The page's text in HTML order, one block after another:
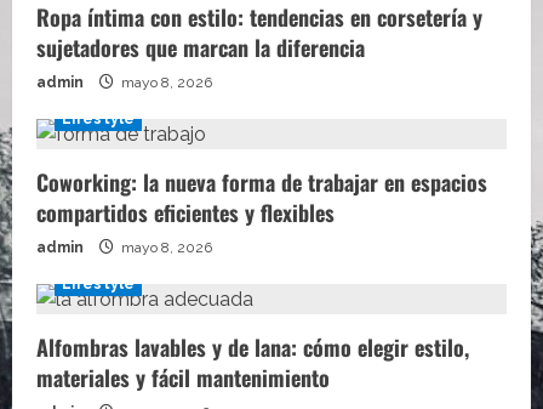
Ropa íntima con estilo: tendencias en corsetería y
sujetadores que marcan la diferencia
admin mayo 8, 2026
Lifestyle
Coworking: la nueva forma de trabajar en espacios
compartidos eficientes y flexibles
admin mayo 8, 2026
Lifestyle
Alfombras lavables y de lana: cómo elegir estilo,
materiales y fácil mantenimiento